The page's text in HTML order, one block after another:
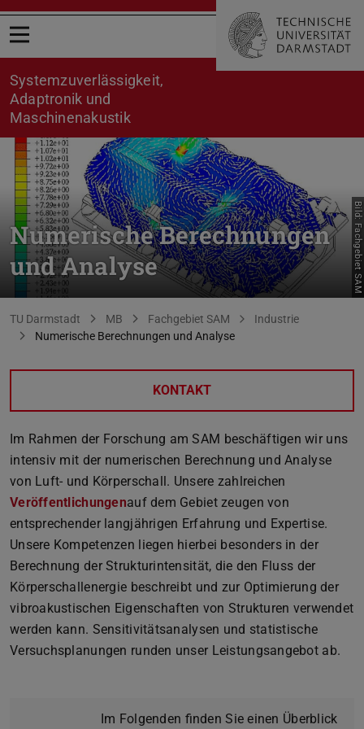
Menü öffnen
Systemzuverlässigkeit,
Adaptronik und
Maschinenakustik
Numerische Berechnungen
und Analyse
Bild: Fachgebiet SAM
Sie befinden sich hier:
TU Darmstadt MB Fachgebiet SAM
Industrie
Numerische Berechnungen und Analyse
KONTAKT
Im Rahmen der Forschung am SAM beschäftigen wir uns
intensiv mit der numerischen Berechnung und Analyse
von Luft- und Körperschall. Unsere zahlreichen
Veröffentlichungenauf dem Gebiet zeugen von
entsprechender langjährigen Erfahrung und Expertise.
Unsere Kompetenzen liegen hierbei besonders in der
Berechnung der Strukturintensität, die den Fluss der
Körperschallenergie beschreibt und zur Optimierung der
vibroakustischen Eigenschaften von Strukturen verwendet
werden kann. Sensitivitätsanalysen und statistische
Versuchsplanungen runden unser Leistungsangebot ab.
Im Folgenden finden Sie einen Überblick